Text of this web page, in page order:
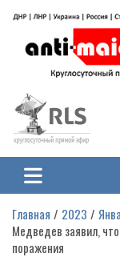
содержимому
на Украине
гражданской войне
ЛНР и других регионах.
Главная 2023
Медведев заявил,
поражения